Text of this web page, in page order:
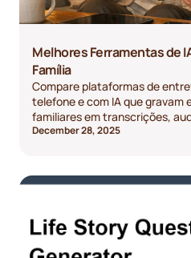
Melhores Ferramentas de
Família
Compare plataformas de
telefone e com IA que gravam
familiares em transcrições,
impressas.
December 28, 2025